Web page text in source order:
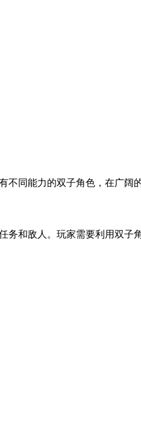
同能力的双子角色，在广阔
和敌人。玩家需要利用双